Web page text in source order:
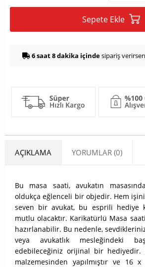
Sepete Ekle
6 saat 8 dakika içindesipariş
AÇIKLAMA YORUMLAR (0)
Bu masa saati, avukatın
oldukça eğlenceli bir objedir. Hem
seven bir avukat, bu esprili hediye
mutlu olacaktır. Karikatürlü Masa
hazırlanabilir. Bu nedenle,
veya avukatlık mesleğindeki
edebileceğiniz orijinal bir hediyedir.
malzemesinden yapılmıştır ve 16